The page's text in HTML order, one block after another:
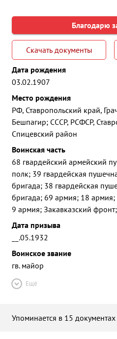
Благодарю
Скачать документы
Дата рождения
03.02.1907
Место рождения
РФ, Ставропольский край,
Бешпагир; СССР, РСФСР,
Спицевский район
Воинская часть
68 гвардейский армейский
полк; 39 гвардейская
бригада; 38 гвардейская
бригада; 69 армия; 18
9 армия; Закавказский
Дата призыва
__.05.1932
Воинское звание
гв. майор
Ещё
Упоминается в 15 документах